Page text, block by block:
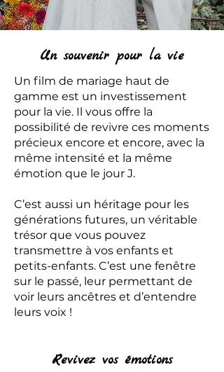
Un souvenir pour la vie
Un film de mariage haut de
gamme est un investissement
pour la vie. Il vous offre la
possibilité de revivre ces moments
précieux encore et encore, avec la
même intensité et la même
émotion que le jour J.
C’est aussi un héritage pour les
générations futures, un véritable
trésor que vous pouvez
transmettre à vos enfants et
petits-enfants. C’est une fenêtre
sur le passé, leur permettant de
voir leurs ancêtres et d’entendre
leurs voix !
Revivez vos émotions